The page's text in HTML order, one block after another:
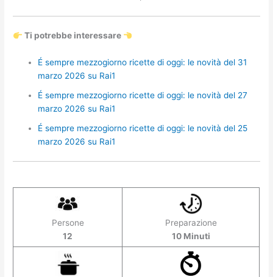
Ti potrebbe interessare
É sempre mezzogiorno ricette di oggi: le novità del 31
marzo 2026 su Rai1
É sempre mezzogiorno ricette di oggi: le novità del 27
marzo 2026 su Rai1
É sempre mezzogiorno ricette di oggi: le novità del 25
marzo 2026 su Rai1
Persone
12
Preparazione
10 Minuti